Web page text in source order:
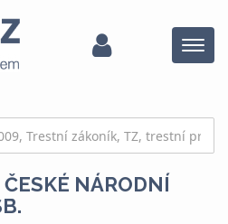
Menu
NÁRODNÍ